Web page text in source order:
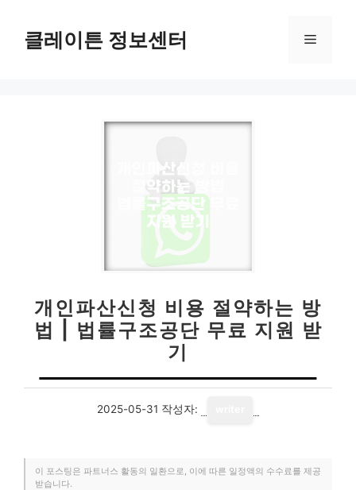
클레이튼 정보센터 메
개인파산신청 비용 절약하는 방
법 | 법률구조공단 무료 지원 받
기
2025-05-31 작성자:
이 포스팅은 파트너스 활동의 일환으로, 이에 따른 일정액의 수수료를 제공
받습니다.